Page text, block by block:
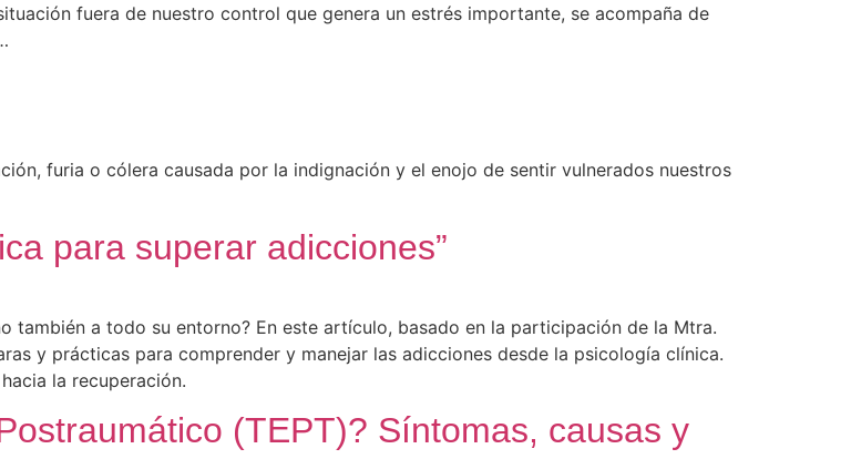
fuera de nuestro control que genera un estrés importante, se acompaña de
furia o cólera causada por la indignación y el enojo de sentir vulnerados nuestros
para superar adicciones”
también a todo su entorno? En este artículo, basado en la participación de la Mtra.
y prácticas para comprender y manejar las adicciones desde la psicología clínica.
la recuperación.
(TEPT)? Síntomas, causas y